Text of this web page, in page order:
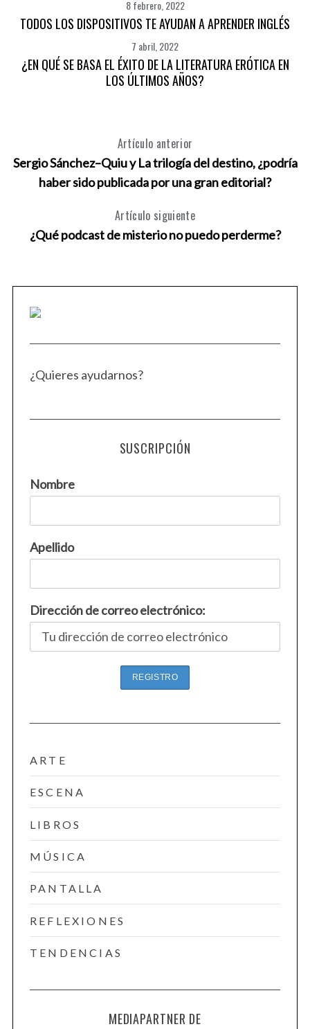
8 febrero, 2022
TODOS LOS DISPOSITIVOS TE AYUDAN A APRENDER INGLÉS
7 abril, 2022
¿EN QUÉ SE BASA EL ÉXITO DE LA LITERATURA ERÓTICA EN
LOS ÚLTIMOS AÑOS?
Artículo anterior
Sergio Sánchez–Quiu y La trilogía del destino, ¿podría
haber sido publicada por una gran editorial?
Artículo siguiente
¿Qué podcast de misterio no puedo perderme?
¿Quieres ayudarnos?
SUSCRIPCIÓN
Nombre
Apellido
Dirección de correo electrónico:
ARTE
ESCENA
LIBROS
MÚSICA
PANTALLA
REFLEXIONES
TENDENCIAS
MEDIAPARTNER DE